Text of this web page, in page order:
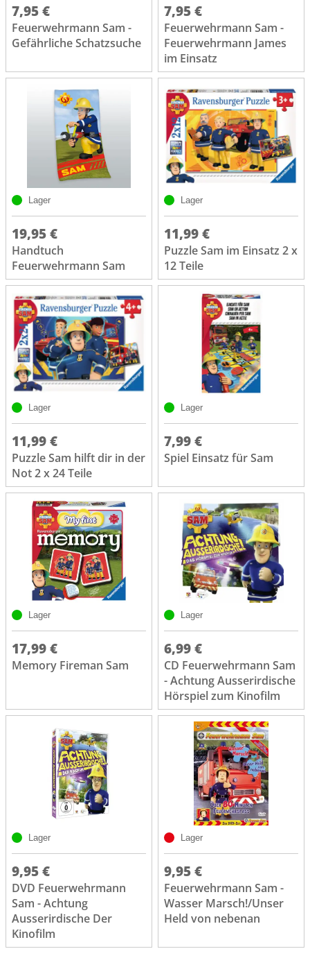
7,95 €
Feuerwehrmann Sam -
Gefährliche Schatzsuche
7,95 €
Feuerwehrmann Sam -
Feuerwehrmann James
im Einsatz
Lager
19,95 €
Handtuch
Feuerwehrmann Sam
Lager
11,99 €
Puzzle Sam im Einsatz 2 x
12 Teile
Lager
11,99 €
Puzzle Sam hilft dir in der
Not 2 x 24 Teile
Lager
7,99 €
Spiel Einsatz für Sam
Lager
17,99 €
Memory Fireman Sam
Lager
6,99 €
CD Feuerwehrmann Sam
- Achtung Ausserirdische
Hörspiel zum Kinofilm
Lager
9,95 €
DVD Feuerwehrmann
Sam - Achtung
Ausserirdische Der
Kinofilm
Lager
9,95 €
Feuerwehrmann Sam -
Wasser Marsch!/Unser
Held von nebenan